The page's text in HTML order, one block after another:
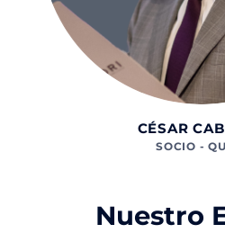
CÉSAR
SOCIO -
Nuestro